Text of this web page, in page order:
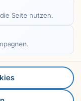
Seite nutzen.